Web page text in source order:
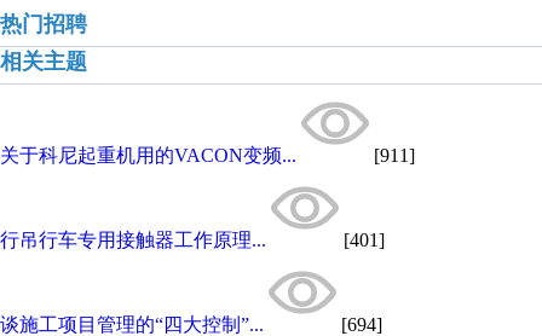
热门招聘
相关主题
关于科尼起重机用的VACON变频... [911]
行吊行车专用接触器工作原理... [401]
谈施工项目管理的“四大控制”... [694]